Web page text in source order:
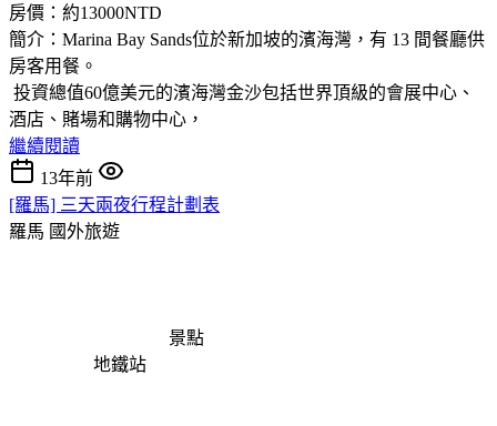
房價：約13000NTD
簡介：Marina Bay Sands位於新加坡的濱海灣，有 13 間餐廳供
房客用餐。
投資總值60億美元的濱海灣金沙包括世界頂級的會展中心、
酒店、賭場和購物中心，
繼續閱讀
13年前
[羅馬] 三天兩夜行程計劃表
羅馬 國外旅遊
景點
地鐵站